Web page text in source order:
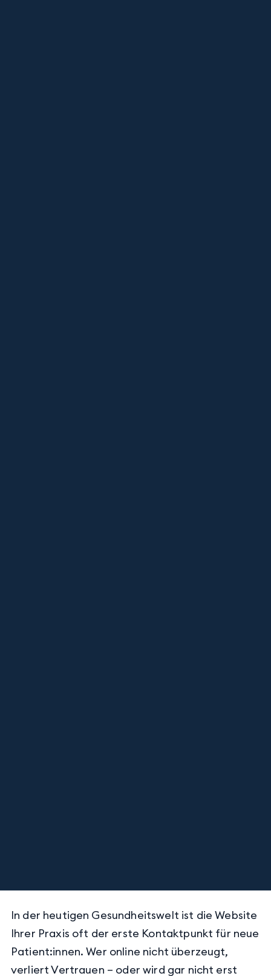
In der heutigen Gesundheitswelt ist die Website
Ihrer Praxis oft der erste Kontaktpunkt für neue
Patient:innen. Wer online nicht überzeugt,
verliert Vertrauen – oder wird gar nicht erst